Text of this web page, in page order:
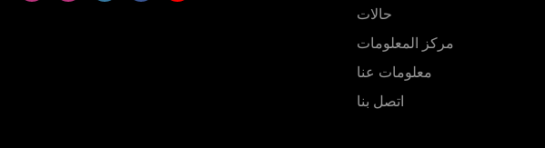
حالات
مركز المعلومات
معلومات عنا
اتصل بنا